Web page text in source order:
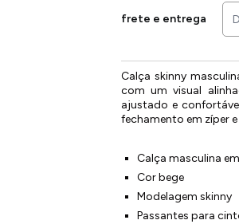
frete e entrega
Calça skinny
com um visual
ajustado e
fechamento em zíper
Calça masculina
Cor bege
Modelagem skinny
Passantes para